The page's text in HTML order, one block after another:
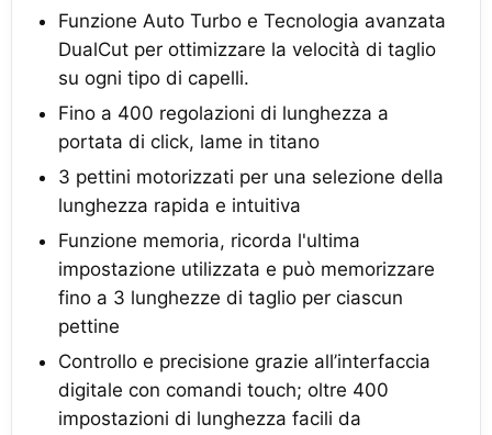
Funzione Auto Turbo e Tecnologia avanzata
DualCut per ottimizzare la velocità di taglio
su ogni tipo di capelli.
Fino a 400 regolazioni di lunghezza a
portata di click, lame in titano
3 pettini motorizzati per una selezione della
lunghezza rapida e intuitiva
Funzione memoria, ricorda l'ultima
impostazione utilizzata e può memorizzare
fino a 3 lunghezze di taglio per ciascun
pettine
Controllo e precisione grazie all’interfaccia
digitale con comandi touch; oltre 400
impostazioni di lunghezza facili da